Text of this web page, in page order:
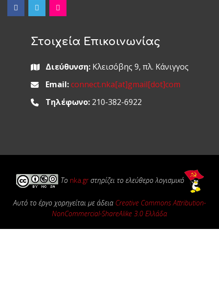
Στοιχεία Επικοινωνίας
Διεύθυνση:Κλεισόβης 9, πλ. Κάνιγγος
Email: connect.nka[at]gmail[dot]com
Τηλέφωνο:210-382-6922
Το nka.gr στηρίζει το ελεύθερο λογισμικό
Αυτό το έργο χορηγείται με άδεια Creative Commons Attribution-
NonCommercial-ShareAlike 3.0 Ελλάδα